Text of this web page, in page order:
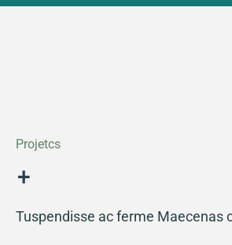
Projetcs
+
Tuspendisse ac ferme Maecenas